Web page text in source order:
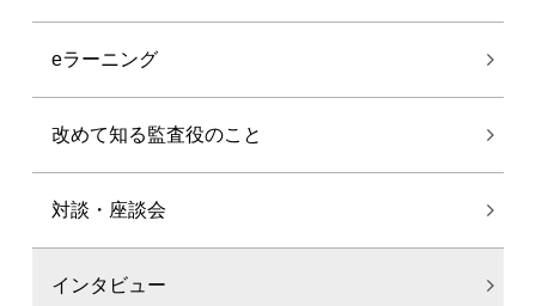
eラーニング
改めて知る監査役のこと
対談・座談会
インタビュー